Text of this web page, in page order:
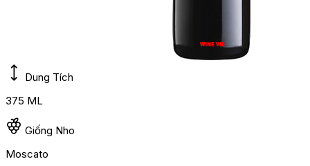
Dung Tích
375 ML
Giống Nho
Moscato